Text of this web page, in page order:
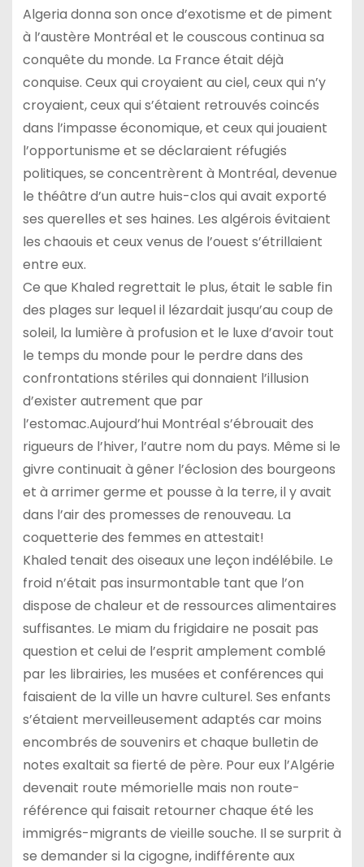
Algeria donna son once d’exotisme et de piment
à l’austère Montréal et le couscous continua sa
conquête du monde. La France était déjà
conquise. Ceux qui croyaient au ciel, ceux qui n’y
croyaient, ceux qui s’étaient retrouvés coincés
dans l’impasse économique, et ceux qui jouaient
l’opportunisme et se déclaraient réfugiés
politiques, se concentrèrent à Montréal, devenue
le théâtre d’un autre huis-clos qui avait exporté
ses querelles et ses haines. Les algérois évitaient
les chaouis et ceux venus de l’ouest s’étrillaient
entre eux.
Ce que Khaled regrettait le plus, était le sable fin
des plages sur lequel il lézardait jusqu’au coup de
soleil, la lumière à profusion et le luxe d’avoir tout
le temps du monde pour le perdre dans des
confrontations stériles qui donnaient l’illusion
d’exister autrement que par
l’estomac.Aujourd’hui Montréal s’ébrouait des
rigueurs de l’hiver, l’autre nom du pays. Même si le
givre continuait à gêner l’éclosion des bourgeons
et à arrimer germe et pousse à la terre, il y avait
dans l’air des promesses de renouveau. La
coquetterie des femmes en attestait!
Khaled tenait des oiseaux une leçon indélébile. Le
froid n’était pas insurmontable tant que l’on
dispose de chaleur et de ressources alimentaires
suffisantes. Le miam du frigidaire ne posait pas
question et celui de l’esprit amplement comblé
par les librairies, les musées et conférences qui
faisaient de la ville un havre culturel. Ses enfants
s’étaient merveilleusement adaptés car moins
encombrés de souvenirs et chaque bulletin de
notes exaltait sa fierté de père. Pour eux l’Algérie
devenait route mémorielle mais non route-
référence qui faisait retourner chaque été les
immigrés-migrants de vieille souche. Il se surprit à
se demander si la cigogne, indifférente aux